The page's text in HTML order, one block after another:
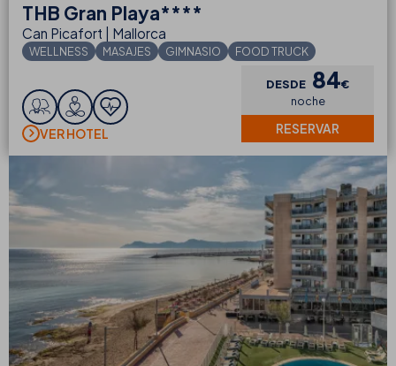
THB Gran Playa****
Can Picafort | Mallorca
WELLNESS MASAJES GIMNASIO FOOD TRUCK
VER HOTEL
DESDE 84€
noche
RESERVAR